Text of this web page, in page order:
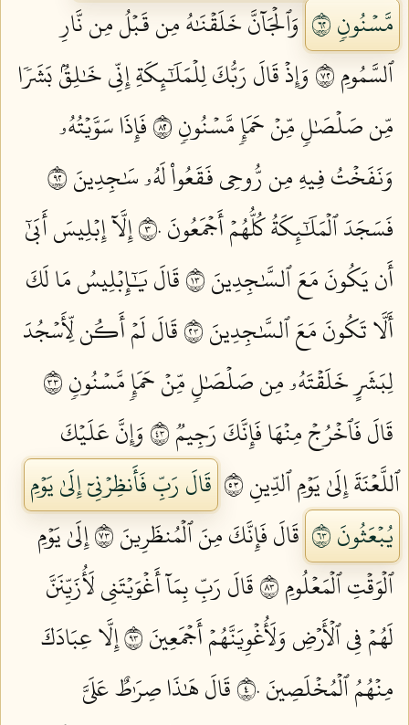
مَّسۡنُونٖ ٢٦
وَٱلۡجَآنَّ خَلَقۡنَٰهُ مِن قَبۡلُ مِن نَّارِ
ٱلسَّمُومِ ٢٧
وَإِذۡ قَالَ رَبُّكَ لِلۡمَلَٰٓئِكَةِ إِنِّي خَٰلِقُۢ بَشَرٗا
مِّن صَلۡصَٰلٖ مِّنۡ حَمَإٖ مَّسۡنُونٖ ٢٨
فَإِذَا سَوَّيۡتُهُۥ
وَنَفَخۡتُ فِيهِ مِن رُّوحِي فَقَعُواْ لَهُۥ سَٰجِدِينَ ٢٩
فَسَجَدَ ٱلۡمَلَٰٓئِكَةُ كُلُّهُمۡ أَجۡمَعُونَ ٣٠
إِلَّآ إِبۡلِيسَ أَبَىٰٓ
أَن يَكُونَ مَعَ ٱلسَّٰجِدِينَ ٣١
قَالَ يَٰٓإِبۡلِيسُ مَا لَكَ
أَلَّا تَكُونَ مَعَ ٱلسَّٰجِدِينَ ٣٢
قَالَ لَمۡ أَكُن لِّأَسۡجُدَ
لِبَشَرٍ خَلَقۡتَهُۥ مِن صَلۡصَٰلٖ مِّنۡ حَمَإٖ مَّسۡنُونٖ ٣٣
قَالَ فَٱخۡرُجۡ مِنۡهَا فَإِنَّكَ رَجِيمٞ ٣٤
وَإِنَّ عَلَيۡكَ
ٱللَّعۡنَةَ إِلَىٰ يَوۡمِ ٱلدِّينِ ٣٥
قَالَ رَبِّ فَأَنظِرۡنِيٓ إِلَىٰ يَوۡمِ
يُبۡعَثُونَ ٣٦
قَالَ فَإِنَّكَ مِنَ ٱلۡمُنظَرِينَ ٣٧
إِلَىٰ يَوۡمِ
ٱلۡوَقۡتِ ٱلۡمَعۡلُومِ ٣٨
قَالَ رَبِّ بِمَآ أَغۡوَيۡتَنِي لَأُزَيِّنَنَّ
لَهُمۡ فِي ٱلۡأَرۡضِ وَلَأُغۡوِيَنَّهُمۡ أَجۡمَعِينَ ٣٩
إِلَّا عِبَادَكَ
مِنۡهُمُ ٱلۡمُخۡلَصِينَ ٤٠
قَالَ هَٰذَا صِرَٰطٌ عَلَيَّ